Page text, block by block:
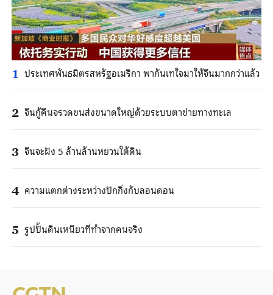
1 ประเทศพันธมิตรสหรัฐอเมริกา พากันเทใจมาให้จีนมากกว่าแล้ว
2 จีนกู้คืนจรวดขนส่งขนาดใหญ่ด้วยระบบตาข่ายทางทะเล
3 จีนจะฝัง 5 ล้านล้านหยวนใต้ดิน
4 ความแตกต่างระหว่างปักกิ่งกับลอนดอน
5 รูปปั้นดินเหนียวที่ทำจากคนจริง